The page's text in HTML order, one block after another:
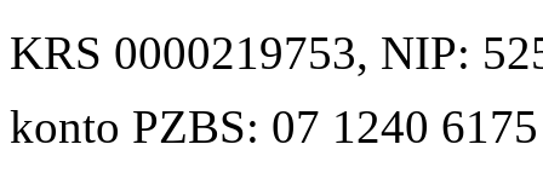
KRS 0000219753, NIP:
konto PZBS: 07 1240